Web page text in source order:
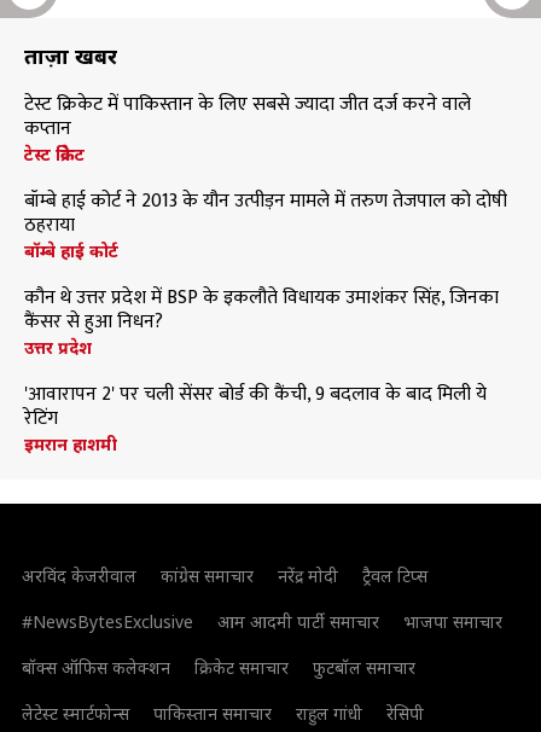
ताज़ा खबरें
टेस्ट क्रिकेट में पाकिस्तान के लिए सबसे ज्यादा जीत दर्ज करने वाले
कप्तान
टेस्ट क्रिकेट
बॉम्बे हाई कोर्ट ने 2013 के यौन उत्पीड़न मामले में तरुण तेजपाल को दोषी
ठहराया
बॉम्बे हाई कोर्ट
कौन थे उत्तर प्रदेश में BSP के इकलौते विधायक उमाशंकर सिंह, जिनका
कैंसर से हुआ निधन?
उत्तर प्रदेश
'आवारापन 2' पर चली सेंसर बोर्ड की कैंची, 9 बदलाव के बाद मिली ये
रेटिंग
इमरान हाशमी
अरविंद केजरीवाल कांग्रेस समाचार नरेंद्र मोदी
ट्रैवल टिप्स
#NewsBytesExclusive
आम आदमी पार्टी समाचार
भाजपा समाचार
बॉक्स ऑफिस कलेक्शन
क्रिकेट समाचार
फुटबॉल समाचार
लेटेस्ट स्मार्टफोन्स
पाकिस्तान समाचार राहुल गांधी रेसिपी